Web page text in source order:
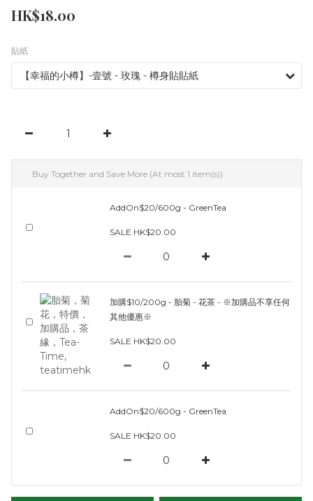
HK$18.00
貼紙
Buy Together and Save More (At most 1 item(s))
AddOn$20/600g - GreenTea
SALE HK$20.00
加購$10/200g - 胎菊 - 花茶 - ※加購品不享任何
其他優惠※
SALE HK$20.00
AddOn$20/600g - GreenTea
SALE HK$20.00